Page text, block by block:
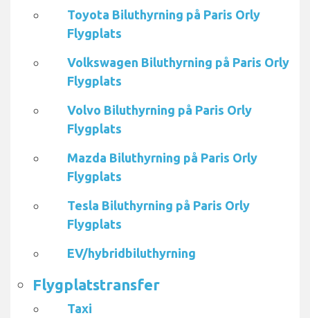
Toyota Biluthyrning på Paris Orly
Flygplats
Volkswagen Biluthyrning på Paris Orly
Flygplats
Volvo Biluthyrning på Paris Orly
Flygplats
Mazda Biluthyrning på Paris Orly
Flygplats
Tesla Biluthyrning på Paris Orly
Flygplats
EV/hybridbiluthyrning
Flygplatstransfer
Taxi